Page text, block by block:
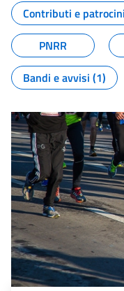
Contributi e
PNRR
Bandi e avvisi (1)